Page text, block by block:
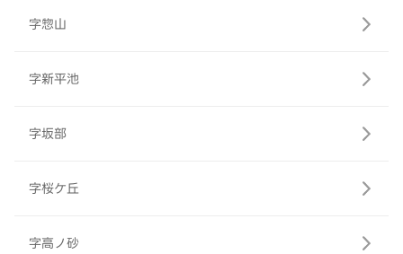
字惣山
字新平池
字坂部
字桜ケ丘
字高ノ砂